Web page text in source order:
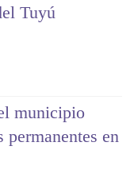
Tuyú
municipio
permanentes en